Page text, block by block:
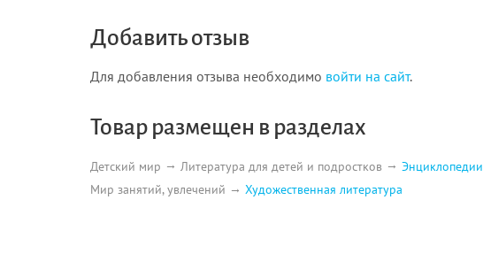
Добавить отзыв
Для добавления отзыва необходимо войти на сайт.
Товар размещен в разделах
Детский мир Литература для детей и подростков
Энциклопедии
Мир занятий, увлечений
Художественная литература